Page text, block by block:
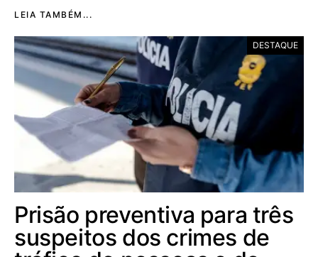
LEIA TAMBÉM...
DESTAQUE
Prisão preventiva para três
suspeitos dos crimes de